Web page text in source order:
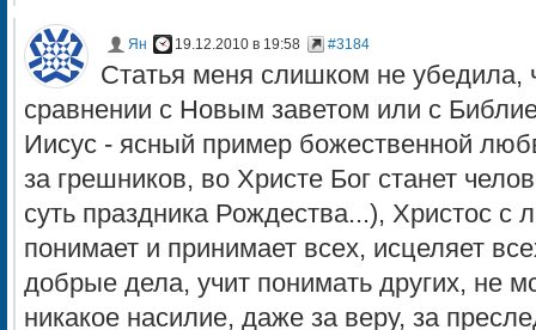
Ян 19.12.2010 в 19:58 #3184
Статья меня слишком не убедила,
сравнении с Новым заветом или с
Иисус - ясный пример божественной
за грешников, во Христе Бог станет
суть праздника Рождества...), Христос с
понимает и принимает всех, исцеляет
добрые дела, учит понимать других, не
никакое насилие, даже за веру, за